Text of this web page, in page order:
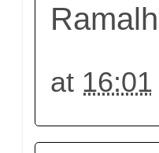
at 16:01